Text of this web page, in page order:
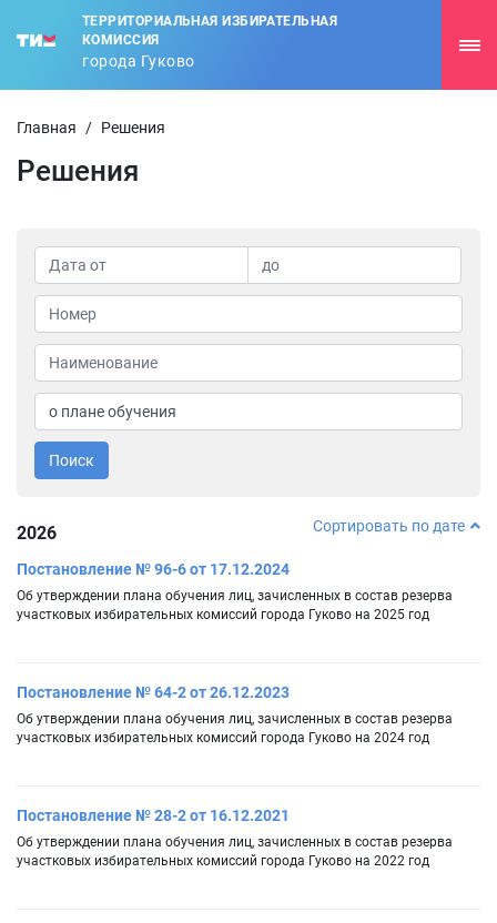
ТЕРРИТОРИАЛЬНАЯ ИЗБИРАТЕЛЬНАЯ
КОМИССИЯ
города Гуково
Главная / Решения
Решения
Поиск
2026 Сортировать по дате
Постановление № 96-6 от 17.12.2024
Об утверждении плана обучения лиц, зачисленных в состав резерва
участковых избирательных комиссий города Гуково на 2025 год
Постановление № 64-2 от 26.12.2023
Об утверждении плана обучения лиц, зачисленных в состав резерва
участковых избирательных комиссий города Гуково на 2024 год
Постановление № 28-2 от 16.12.2021
Об утверждении плана обучения лиц, зачисленных в состав резерва
участковых избирательных комиссий города Гуково на 2022 год